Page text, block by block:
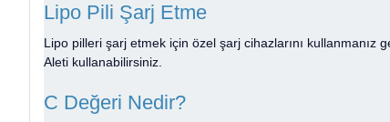
Lipo Pili Şarj Etme
Lipo pilleri şarj etmek için özel şarj cihazlarını
Aleti kullanabilirsiniz.
C Değeri Nedir?